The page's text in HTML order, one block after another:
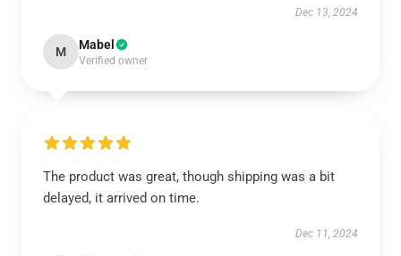
Dec 13, 2024
M Mabel
Verified owner
The product was great, though shipping was a bit
delayed, it arrived on time.
Dec 11, 2024